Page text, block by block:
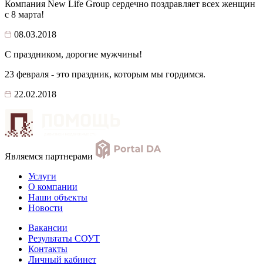
Компания New Life Group сердечно поздравляет всех женщин
с 8 марта!
08.03.2018
С праздником, дорогие мужчины!
23 февраля - это праздник, которым мы гордимся.
22.02.2018
Являемся партнерами
Услуги
О компании
Наши объекты
Новости
Вакансии
Результаты СОУТ
Контакты
Личный кабинет